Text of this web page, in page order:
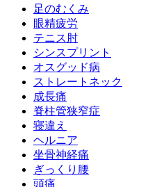
足のむくみ
眼精疲労
テニス肘
シンスプリント
オスグッド病
ストレートネック
成長痛
脊柱管狭窄症
寝違え
ヘルニア
坐骨神経痛
ぎっくり腰
頭痛